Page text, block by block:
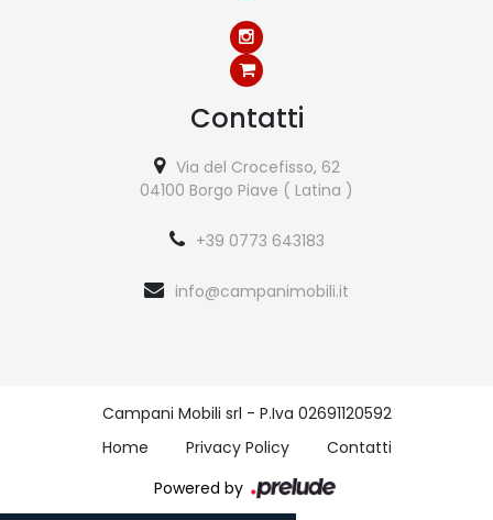
Contatti
Via del Crocefisso, 62
04100 Borgo Piave ( Latina )
+39 0773 643183
info@campanimobili.it
Campani Mobili srl - P.Iva 02691120592
Home
Privacy Policy
Contatti
Powered by